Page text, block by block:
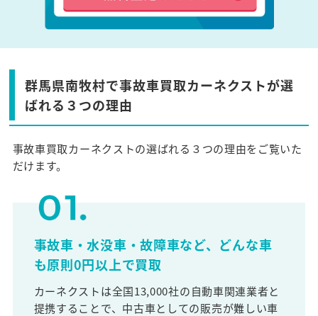
群馬県南牧村で事故車買取カーネクストが選
ばれる３つの理由
事故車買取カーネクストの選ばれる３つの理由をご覧いた
だけます。
事故車・水没車・故障車など、どんな車
も原則0円以上で買取
カーネクストは全国13,000社の自動車関連業者と
提携することで、中古車としての販売が難しい車